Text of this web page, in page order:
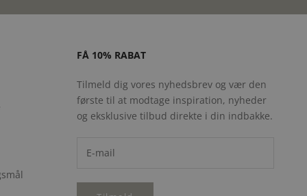
FÅ 10% RABAT
Tilmeld dig vores nyhedsbrev og vær den
første til at modtage inspiration, nyheder
og eksklusive tilbud direkte i din indbakke.